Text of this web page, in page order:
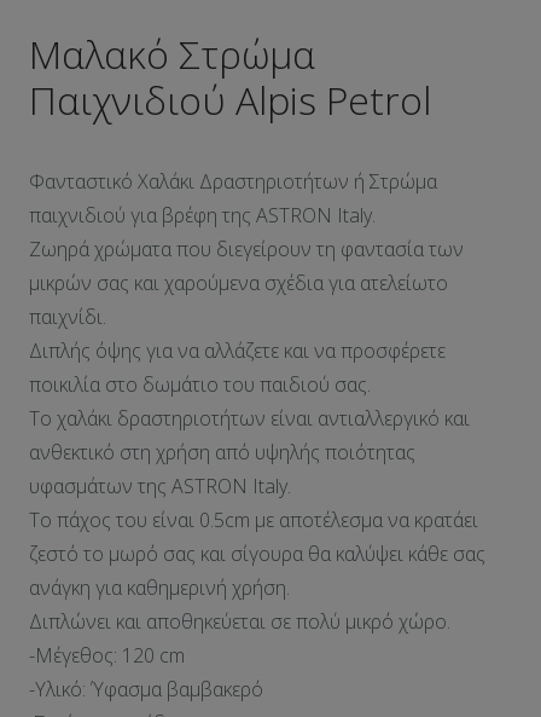
Μαλακό Στρώμα
Παιχνιδιού Alpis Petrol
Φανταστικό Χαλάκι Δραστηριοτήτων ή Στρώμα
παιχνιδιού για βρέφη της ASTRON Italy.
Ζωηρά χρώματα που διεγείρουν τη φαντασία των
μικρών σας και χαρούμενα σχέδια για ατελείωτο
παιχνίδι.
Διπλής όψης για να αλλάζετε και να προσφέρετε
ποικιλία στο δωμάτιο του παιδιού σας.
Το χαλάκι δραστηριοτήτων είναι αντιαλλεργικό και
ανθεκτικό στη χρήση από υψηλής ποιότητας
υφασμάτων της ASTRON Italy.
Το πάχος του είναι 0.5cm με αποτέλεσμα να κρατάει
ζεστό το μωρό σας και σίγουρα θα καλύψει κάθε σας
ανάγκη για καθημερινή χρήση.
Διπλώνει και αποθηκεύεται σε πολύ μικρό χώρο.
-Μέγεθος: 120 cm
-Υλικό: Ύφασμα βαμβακερό